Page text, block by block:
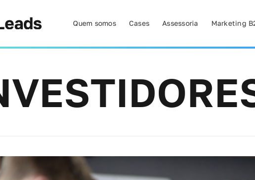
Quem somos Cases Assessoria Marketing